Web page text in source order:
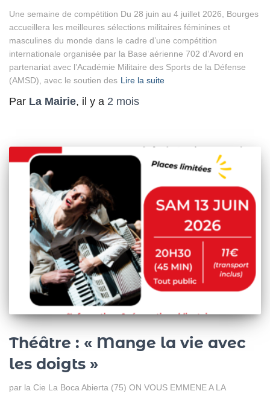
Une semaine de compétition Du 28 juin au 4 juillet 2026, Bourges
accueillera les meilleures sélections militaires féminines et
masculines du monde dans le cadre d’une compétition
internationale organisée par la Base aérienne 702 d’Avord en
partenariat avec l’Académie Militaire des Sports de la Défense
(AMSD), avec le soutien des Lire la suite
Par La Mairie, il y a 2 mois
Théâtre : « Mange la vie avec
les doigts »
par la Cie La Boca Abierta (75) ON VOUS EMMENE A LA